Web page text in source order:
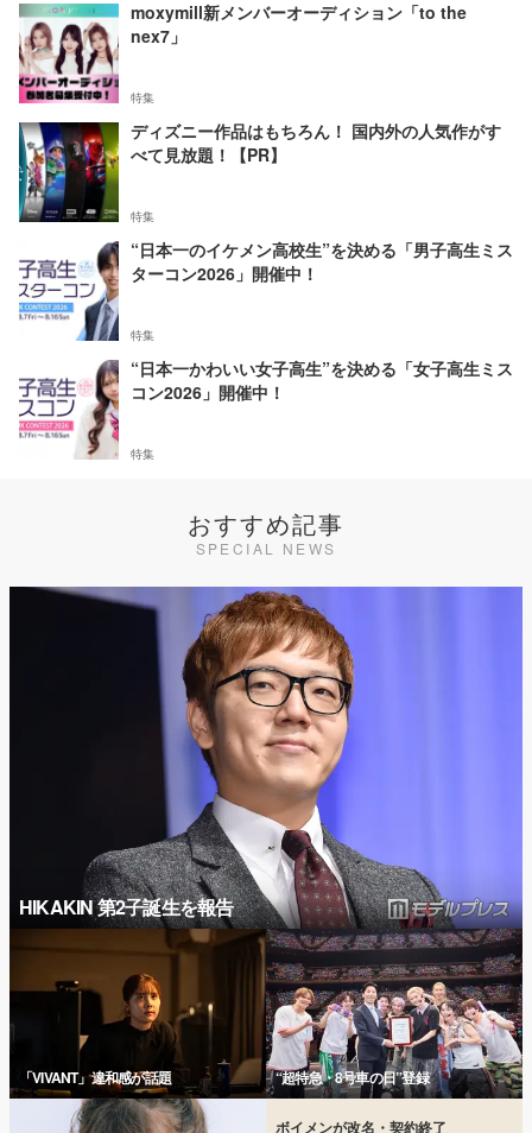
moxymill新メンバーオーディション「to the
nex7」
特集
ディズニー作品はもちろん！ 国内外の人気作がす
べて見放題！【PR】
特集
“日本一のイケメン高校生”を決める「男子高生ミス
ターコン2026」開催中！
特集
“日本一かわいい女子高生”を決める「女子高生ミス
コン2026」開催中！
特集
おすすめ記事
SPECIAL NEWS
HIKAKIN 第2子誕生を報告
「VIVANT」違和感が話題 “超特急・8号車の日”登録
ボイメンが改名・契約終了